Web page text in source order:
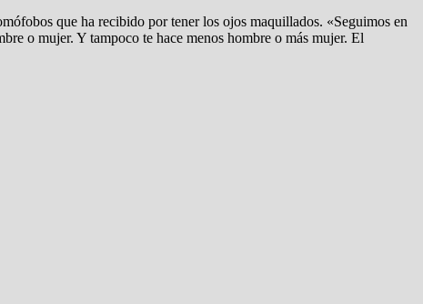
que ha recibido por tener los ojos maquillados. «Seguimos en
o mujer. Y tampoco te hace menos hombre o más mujer. El